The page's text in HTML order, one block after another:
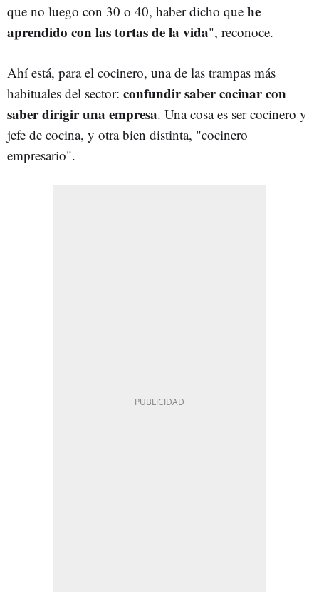
que no luego con 30 o 40, haber dicho que he
aprendido con las tortas de la vida", reconoce.
Ahí está, para el cocinero, una de las trampas más
habituales del sector: confundir saber cocinar con
saber dirigir una empresa. Una cosa es ser cocinero y
jefe de cocina, y otra bien distinta, "cocinero
empresario".